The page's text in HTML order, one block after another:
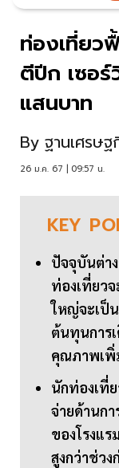
ท่องเที่ยว
ตีปีก เซอ
แสนบาท
By ฐานเศรษฐ
26 ม.ค. 67 | 09:57 น.
KEY
ปัจจุบันต่า
ท่องเที่ยว
ใหญ่จะเป็
ต้นทุนการ
คุณภาพเ
นักท่องเที่
จ่ายด้านก
ของโรงแ
สูงกว่าช่วง